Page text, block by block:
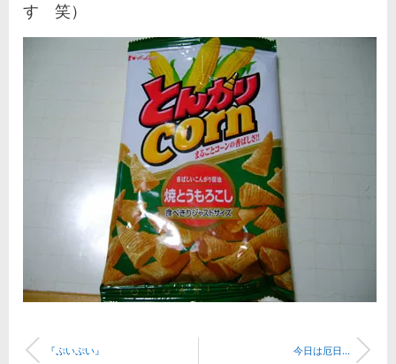
す 笑）
『ぷいぷい』 今日は厄日...